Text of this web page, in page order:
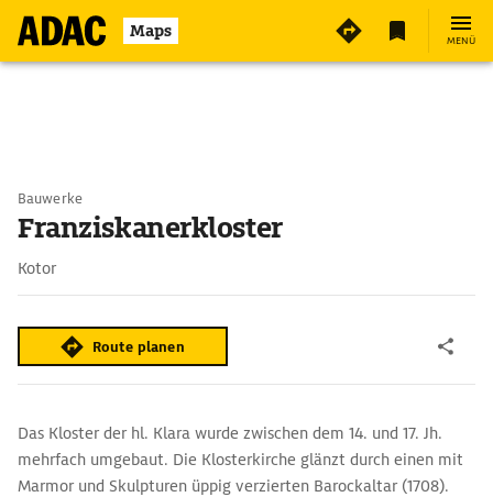
Maps MENÜ
Bauwerke
Franziskanerkloster
Kotor
Route planen
Das Kloster der hl. Klara wurde zwischen dem 14. und 17. Jh.
mehrfach umgebaut. Die Klosterkirche glänzt durch einen mit
Marmor und Skulpturen üppig verzierten Barockaltar (1708).